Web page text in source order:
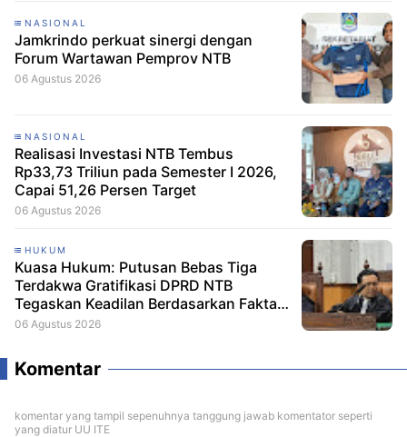
NASIONAL
Jamkrindo perkuat sinergi dengan
Forum Wartawan Pemprov NTB
06 Agustus 2026
NASIONAL
Realisasi Investasi NTB Tembus
Rp33,73 Triliun pada Semester I 2026,
Capai 51,26 Persen Target
06 Agustus 2026
HUKUM
Kuasa Hukum: Putusan Bebas Tiga
Terdakwa Gratifikasi DPRD NTB
Tegaskan Keadilan Berdasarkan Fakta
Persidangan
06 Agustus 2026
Komentar
komentar yang tampil sepenuhnya tanggung jawab komentator seperti
yang diatur UU ITE